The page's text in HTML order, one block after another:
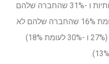
חוותה השפעות דרסטיות/משמעותיות ו -31% שהחברה שלהם
חוותה השפעות מתונות/קלות לעומת 16% שהחברה שלהם לא
חוותה השפעות), תשישות רגשית (27% ו -30% לעומת 18%)